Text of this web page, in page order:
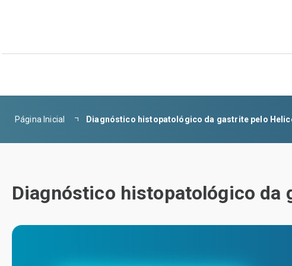
Página Inicial Diagnóstico histopatológico da gastrite pelo
Diagnóstico histopatológico